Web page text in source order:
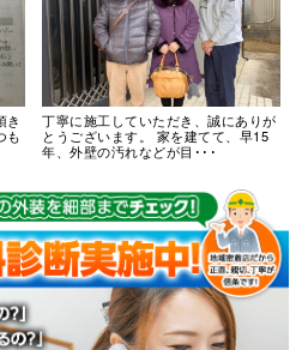
き
も
丁寧に施工していただき、誠にありが
とうございます。 家を建てて、早15
年、外壁の汚れなどが目･･･